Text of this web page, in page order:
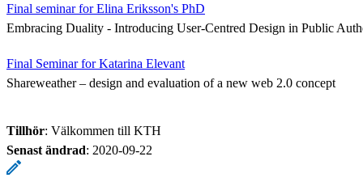
Final seminar for Elina Eriksson's PhD
Embracing Duality - Introducing User-Centred Design in Public
Final Seminar for Katarina Elevant
Shareweather – design and evaluation of a new web 2.0 concept
Tillhör: Välkommen till KTH
Senast ändrad: 2020-09-22